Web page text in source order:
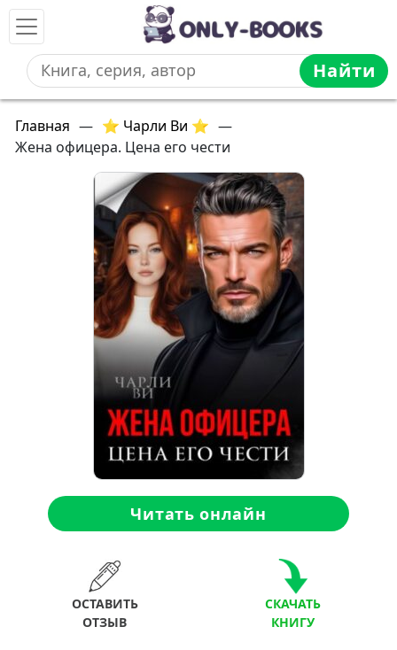
Найти
Главная — ⭐ Чарли Ви ⭐ —
Жена офицера. Цена его чести
Читать онлайн
ОСТАВИТЬ
ОТЗЫВ
СКАЧАТЬ
КНИГУ